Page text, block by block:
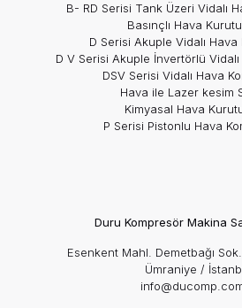
B- RD Serisi Tank Üzeri Vidalı
Basınçlı Hava
D Serisi Akuple Vidalı
D V Serisi Akuple İnvertörlü
DSV Serisi Vidalı Hava
Hava ile Lazer kesim
Kimyasal Hava
P Serisi Pistonlu Hava
Duru Kompresör Makina
Esenkent Mahl. Demetbağı
Ümraniye /